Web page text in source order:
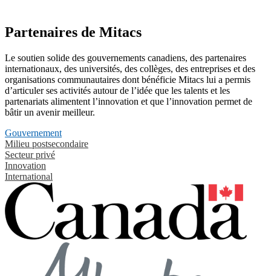
Partenaires de Mitacs
Le soutien solide des gouvernements canadiens, des partenaires
internationaux, des universités, des collèges, des entreprises et des
organisations communautaires dont bénéficie Mitacs lui a permis
d’articuler ses activités autour de l’idée que les talents et les
partenariats alimentent l’innovation et que l’innovation permet de
bâtir un avenir meilleur.
Gouvernement
Milieu postsecondaire
Secteur privé
Innovation
International